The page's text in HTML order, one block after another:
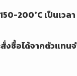
200°C เป็นเว
ซื้อได้จากตัวแทน